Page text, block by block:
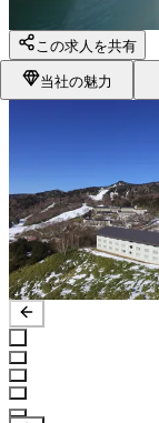
この求人を共有
当社の魅力